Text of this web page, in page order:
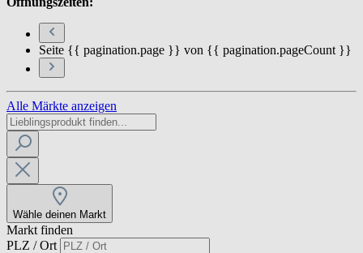
Seite {{ pagination.page }} von {{ pagination.pageCount }}
Alle Märkte anzeigen
Wähle deinen Markt
Markt finden
PLZ / Ort